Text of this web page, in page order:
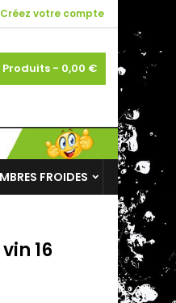
Créez votre compte
Produits - 0,00 €
FROIDES
16